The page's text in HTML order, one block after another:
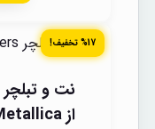
%17 تخفیف!
از Metallica